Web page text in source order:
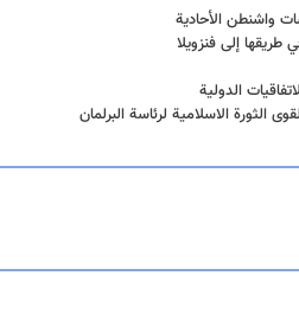
واشنطن الأحادية
طريقها إلى فنزويلا
الدولية
الثورة الاسلامية لرئاسة البرلمان